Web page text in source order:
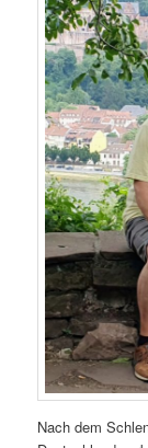
Nach dem